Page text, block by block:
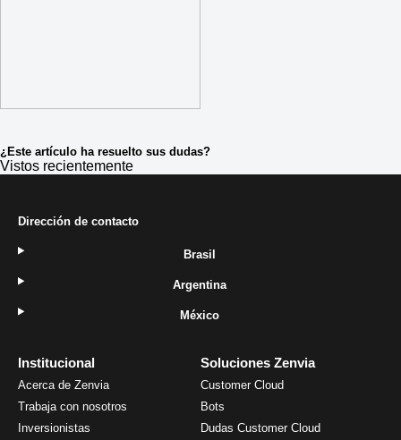
¿Este artículo ha resuelto sus dudas?
Vistos recientemente
Institucional
Acerca de Zenvia
Trabaja con nosotros
Inversionistas
Soluciones Zenvia
Customer Cloud
Bots
Dudas Customer Cloud
Dirección de contacto
Brasil
Argentina
México